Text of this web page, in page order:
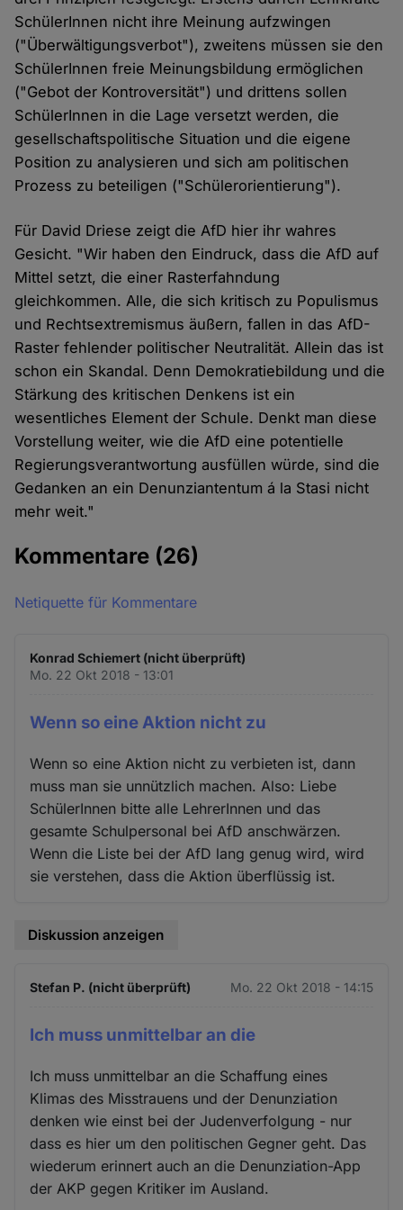
SchülerInnen nicht ihre Meinung aufzwingen
("Überwältigungsverbot"), zweitens müssen sie den
SchülerInnen freie Meinungsbildung ermöglichen
("Gebot der Kontroversität") und drittens sollen
SchülerInnen in die Lage versetzt werden, die
gesellschaftspolitische Situation und die eigene
Position zu analysieren und sich am politischen
Prozess zu beteiligen ("Schülerorientierung").
Für David Driese zeigt die AfD hier ihr wahres
Gesicht. "Wir haben den Eindruck, dass die AfD auf
Mittel setzt, die einer Rasterfahndung
gleichkommen. Alle, die sich kritisch zu Populismus
und Rechtsextremismus äußern, fallen in das AfD-
Raster fehlender politischer Neutralität. Allein das ist
schon ein Skandal. Denn Demokratiebildung und die
Stärkung des kritischen Denkens ist ein
wesentliches Element der Schule. Denkt man diese
Vorstellung weiter, wie die AfD eine potentielle
Regierungsverantwortung ausfüllen würde, sind die
Gedanken an ein Denunziantentum á la Stasi nicht
mehr weit."
Kommentare (26)
Netiquette für Kommentare
Konrad Schiemert (nicht überprüft)
Mo. 22 Okt 2018 - 13:01
Wenn so eine Aktion nicht zu
Wenn so eine Aktion nicht zu verbieten ist, dann
muss man sie unnützlich machen. Also: Liebe
SchülerInnen bitte alle LehrerInnen und das
gesamte Schulpersonal bei AfD anschwärzen.
Wenn die Liste bei der AfD lang genug wird, wird
sie verstehen, dass die Aktion überflüssig ist.
Diskussion anzeigen
Stefan P. (nicht überprüft) Mo. 22 Okt 2018 - 14:15
Ich muss unmittelbar an die
Ich muss unmittelbar an die Schaffung eines
Klimas des Misstrauens und der Denunziation
denken wie einst bei der Judenverfolgung - nur
dass es hier um den politischen Gegner geht. Das
wiederum erinnert auch an die Denunziation-App
der AKP gegen Kritiker im Ausland.